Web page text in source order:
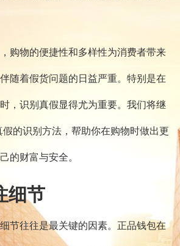
购物的便捷性和多样性为消费者带来
随着假货问题的日益严重。特别是在
，识别真假显得尤为重要。我们将继
的识别方法，帮助你在购物时做出更
的财富与安全。
细节
节往往是最关键的因素。正品钱包在